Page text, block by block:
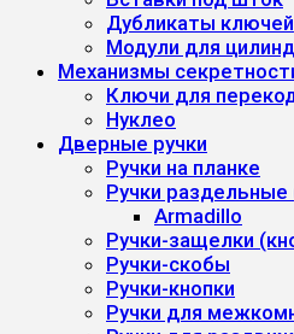
Дубликаты ключей
Модули для
Механизмы
Ключи для
Нуклео
Дверные ручки
Ручки на планке
Ручки раздельные
Armadillo
Ручки-защелки
Ручки-скобы
Ручки-кнопки
Ручки для